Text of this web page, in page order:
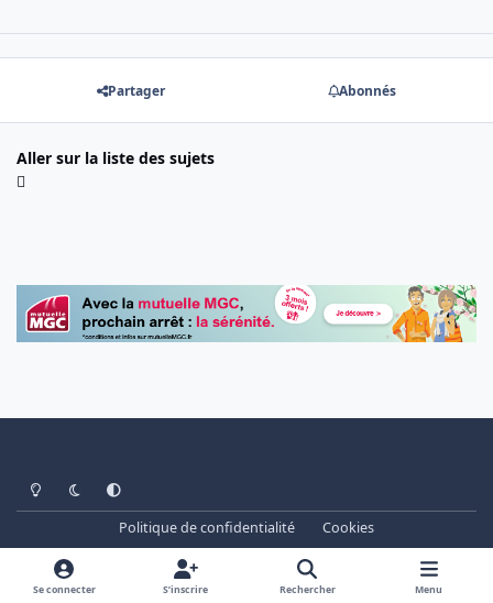
Partager Abonnés
Aller sur la liste des sujets
Light ModeDark ModeSystem Preference
Politique de confidentialité
Cookies
www.cheminots.net - Forum Libre depuis 2003
Powered by
Invision Community
Se connecter S’inscrire Rechercher Menu